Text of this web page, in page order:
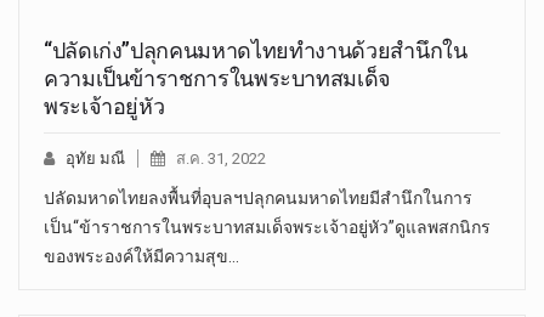
“ปลัดเก่ง”ปลุกคนมหาดไทยทำงานด้วยสำนึกใน
ความเป็นข้าราชการในพระบาทสมเด็จ
พระเจ้าอยู่หัว
อุทัย มณี ส.ค. 31, 2022
ปลัดมหาดไทยลงพื้นที่อุบลฯปลุกคนมหาดไทยมีสำนึกในการ
เป็น“ข้าราชการในพระบาทสมเด็จพระเจ้าอยู่หัว”ดูแลพสกนิกร
ของพระองค์ให้มีความสุข…